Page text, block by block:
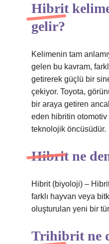
Hibrit
gelir?
Kelimenin tam
gelen bu kavram,
getirerek güçlü bir
çekiyor. Toyota,
bir araya getiren
eden hibritin
teknolojik öncüsüdür.
Hibrit ne
Hibrit (biyoloji) –
farklı hayvan veya
oluşturulan yeni bir
Trihibrit ne